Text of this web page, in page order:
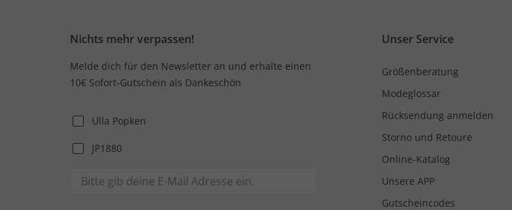
Nichts mehr verpassen!
Melde dich für den Newsletter an und erhalte einen
10€ Sofort-Gutschein als Dankeschön
Ulla Popken
JP1880
Unser Service
Größenberatung
Modeglossar
Rücksendung anmelden
Storno und Retoure
Online-Katalog
Unsere APP
Gutscheincodes